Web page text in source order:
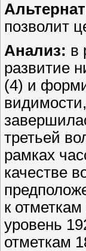
позволит
Анализ: в
развитие
(4) и
третьей
рамках
качестве
к
уровень
отметкам